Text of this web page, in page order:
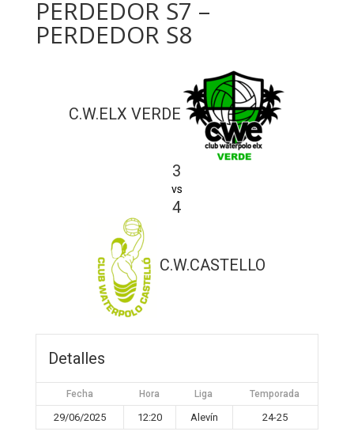
PERDEDOR S7 –
PERDEDOR S8
C.W.ELX VERDE
3
vs
4
C.W.CASTELLO
Detalles
Fecha Hora Liga Temporada
29/06/2025 12:20 Alevín 24-25